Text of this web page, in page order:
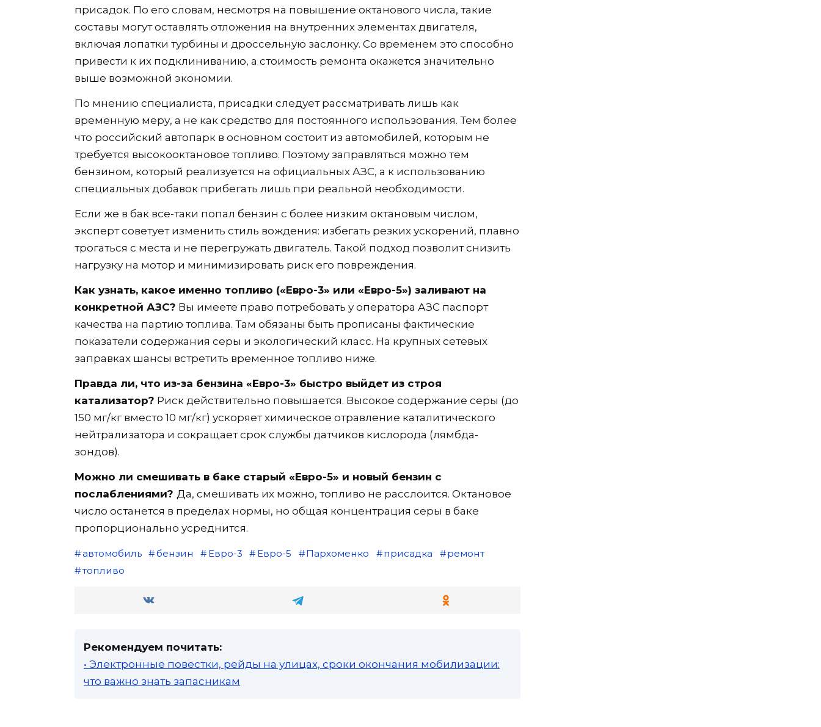
присадок. По его словам, несмотря на повышение октанового числа, такие
составы могут оставлять отложения на внутренних элементах двигателя,
включая лопатки турбины и дроссельную заслонку. Со временем это способно
привести к их подклиниванию, а стоимость ремонта окажется значительно
выше возможной экономии.
По мнению специалиста, присадки следует рассматривать лишь как
временную меру, а не как средство для постоянного использования. Тем более
что российский автопарк в основном состоит из автомобилей, которым не
требуется высокооктановое топливо. Поэтому заправляться можно тем
бензином, который реализуется на официальных АЗС, а к использованию
специальных добавок прибегать лишь при реальной необходимости.
Если же в бак все-таки попал бензин с более низким октановым числом,
эксперт советует изменить стиль вождения: избегать резких ускорений, плавно
трогаться с места и не перегружать двигатель. Такой подход позволит снизить
нагрузку на мотор и минимизировать риск его повреждения.
Как узнать, какое именно топливо («Евро-3» или «Евро-5») заливают на
конкретной АЗС? Вы имеете право потребовать у оператора АЗС паспорт
качества на партию топлива. Там обязаны быть прописаны фактические
показатели содержания серы и экологический класс. На крупных сетевых
заправках шансы встретить временное топливо ниже.
Правда ли, что из-за бензина «Евро-3» быстро выйдет из строя
катализатор? Риск действительно повышается. Высокое содержание серы (до
150 мг/кг вместо 10 мг/кг) ускоряет химическое отравление каталитического
нейтрализатора и сокращает срок службы датчиков кислорода (лямбда-
зондов).
Можно ли смешивать в баке старый «Евро-5» и новый бензин с
послаблениями? Да, смешивать их можно, топливо не расслоится. Октановое
число останется в пределах нормы, но общая концентрация серы в баке
пропорционально усреднится.
автомобиль бензин Евро-3 Евро-5 Пархоменко присадка
ремонт
топливо
Рекомендуем почитать:
• Электронные повестки, рейды на улицах, сроки окончания мобилизации:
что важно знать запасникам